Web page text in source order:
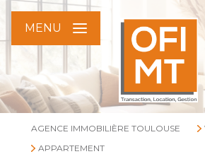
MENU
AGENCE IMMOBILIÈRE TOULOUSE
APPARTEMENT